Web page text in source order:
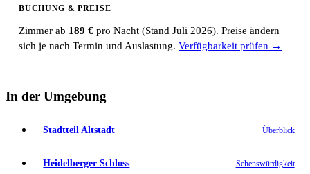
BUCHUNG & PREISE
Zimmer ab 189 € pro Nacht (Stand Juli 2026). Preise ändern
sich je nach Termin und Auslastung.Verfügbarkeit prüfen →
In der Umgebung
Stadtteil Altstadt Überblick
Heidelberger Schloss Sehenswürdigkeit